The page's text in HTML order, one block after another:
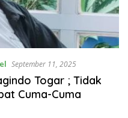
September 11, 2025
Togar ; Tidak
Cuma-Cuma